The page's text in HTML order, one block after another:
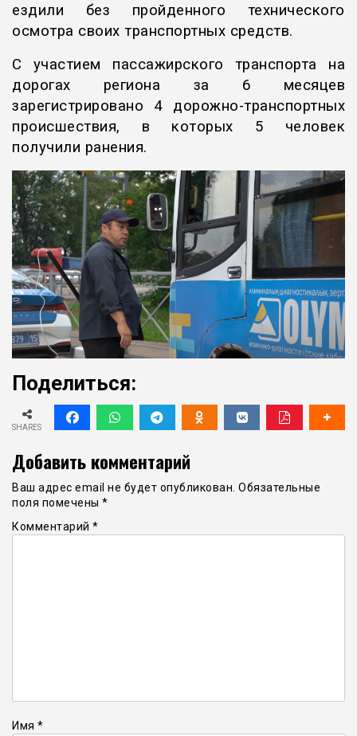
ездили без пройденного технического
осмотра своих транспортных средств.
С участием пассажирского транспорта на
дорогах региона за 6 месяцев
зарегистрировано 4 дорожно-транспортных
происшествия, в которых 5 человек
получили ранения.
Поделиться:
SHARES
Добавить комментарий
Ваш адрес email не будет опубликован. Обязательные
поля помечены *
Комментарий *
Имя *